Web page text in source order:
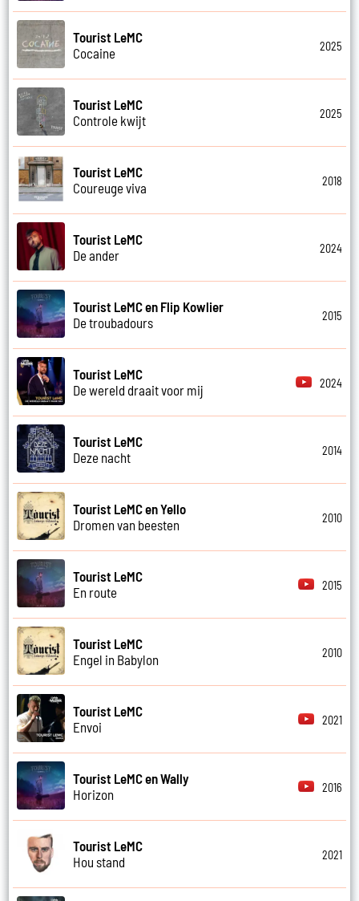
Tourist LeMC
Cocaine
2025
Tourist LeMC
Controle kwijt
2025
Tourist LeMC
Coureuge viva
2018
Tourist LeMC
De ander
2024
Tourist LeMC en Flip Kowlier
De troubadours
2015
Tourist LeMC
De wereld draait voor mij
2024
Tourist LeMC
Deze nacht
2014
Tourist LeMC en Yello
Dromen van beesten
2010
Tourist LeMC
En route
2015
Tourist LeMC
Engel in Babylon
2010
Tourist LeMC
Envoi
2021
Tourist LeMC en Wally
Horizon
2016
Tourist LeMC
Hou stand
2021